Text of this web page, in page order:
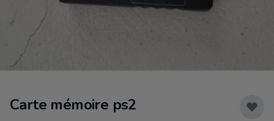
Carte mémoire ps2